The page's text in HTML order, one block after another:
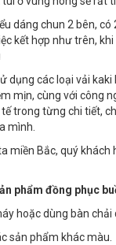
dáng chun 2 bên,
kết hợp như trên,
dụng các loại vải
mịn, cùng với công
trong từng chi tiết,
mình.
miền Bắc, quý
phẩm đồng phục
hoặc dùng bàn chải
sản phẩm khác màu.